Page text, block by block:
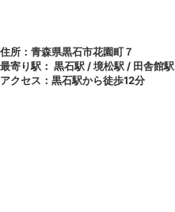
住所：青森県黒石市花園町７
最寄り駅： 黒石駅 / 境松駅 / 田舎館駅
アクセス：黒石駅から徒歩12分